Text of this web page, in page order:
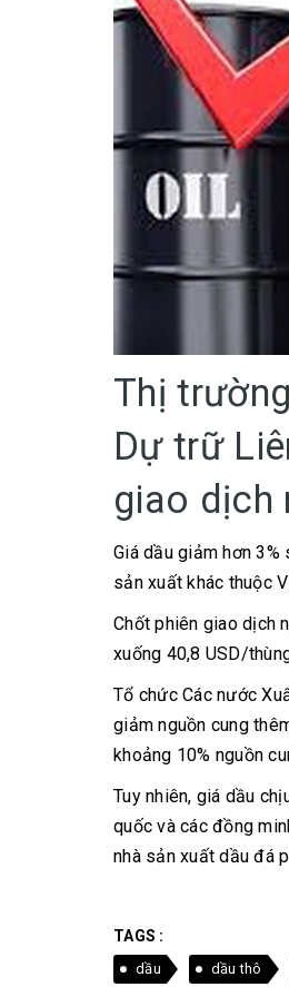
Thị
Dự trữ
giao dịch
Giá dầu giảm hơn
sản xuất khác thuộc
Chốt phiên giao dịch
xuống 40,8 USD/
Tổ chức Các nước
giảm nguồn cung
khoảng 10% nguồn
Tuy nhiên, giá dầu
quốc và các đồng
nhà sản xuất dầu đá
TAGS :
dầu dầu thô